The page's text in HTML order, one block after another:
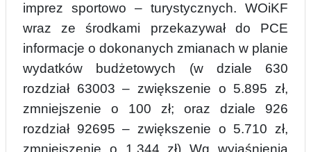
imprez sportowo – turystycznych. WOiKF
wraz ze środkami przekazywał do PCE
informacje o dokonanych zmianach w planie
wydatków budżetowych (w dziale 630
rozdział 63003 – zwiększenie o 5.895 zł,
zmniejszenie o 100 zł; oraz dziale 926
rozdział 92695 – zwiększenie o 5.710 zł,